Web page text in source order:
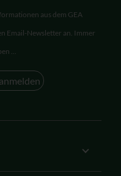
aus dem GEA
Email-Newsletter an. Immer
...